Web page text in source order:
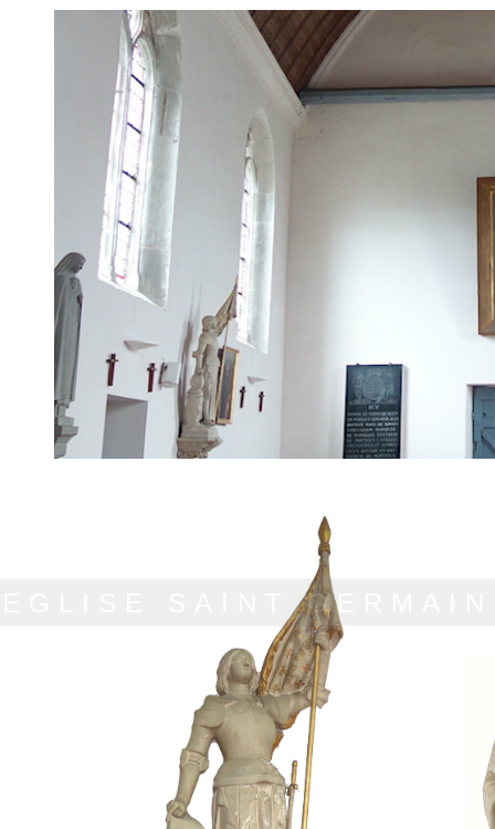
EGLISE SAINT GERMAIN